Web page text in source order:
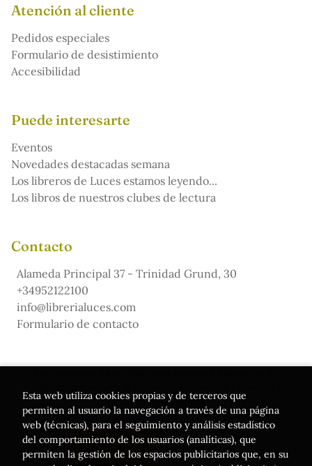
Atención al cliente
Pedidos especiales
Formulario de desistimiento
Accesibilidad
Puede interesarte
Eventos
Novedades destacadas semana
Los libreros de Luces estamos leyendo...
Los libros de nuestros clubes de lectura
Contacto
Alameda Principal 37 - Trinidad Grund, 30
+34952122100
info@librerialuces.com
Formulario de contacto
Cómic y de la Lectura
Esta web utiliza cookies propias y de terceros que
permiten al usuario la navegación a través de una página
web (técnicas), para el seguimiento y análisis estadístico
del comportamiento de los usuarios (analíticas), que
permiten la gestión de los espacios publicitarios que, en su